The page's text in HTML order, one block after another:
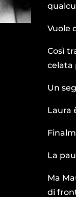
Vuole
Così
celata
Un
Laura
La
Ma
di